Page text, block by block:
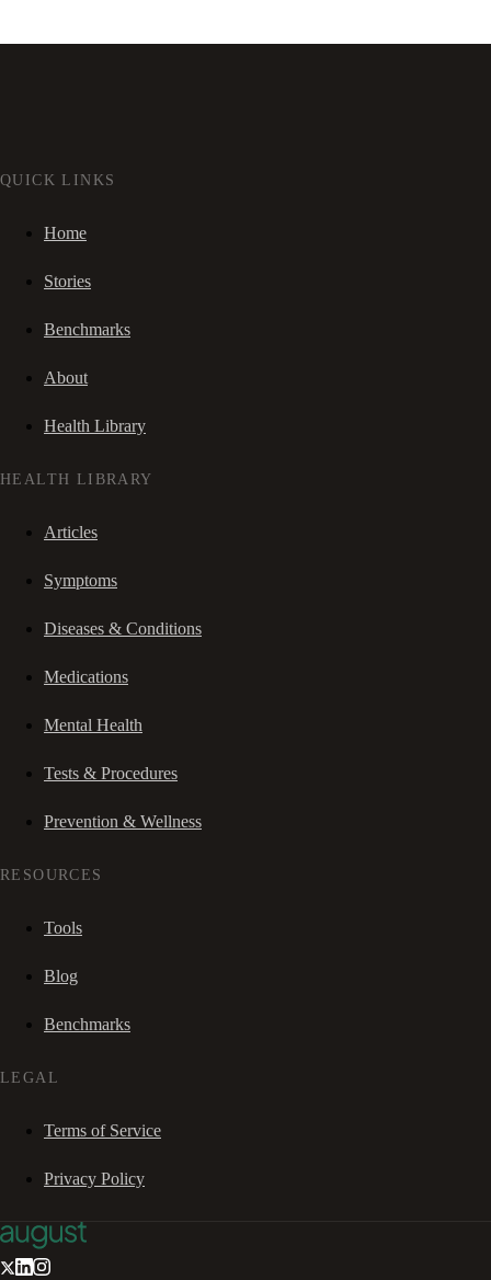
QUICK LINKS
Home
Stories
Benchmarks
About
Health Library
HEALTH LIBRARY
Articles
Symptoms
Diseases & Conditions
Medications
Mental Health
Tests & Procedures
Prevention & Wellness
RESOURCES
Tools
Blog
Benchmarks
LEGAL
Terms of Service
Privacy Policy